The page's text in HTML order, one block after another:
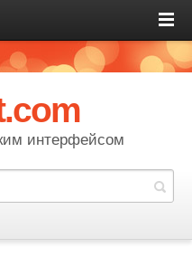
интерфейсом